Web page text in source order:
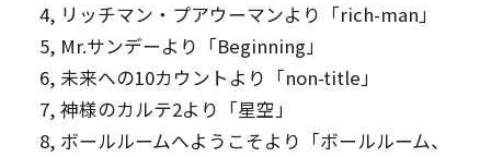
4, リッチマン・プアウーマンより「rich-man」
5, Mr.サンデーより「Beginning」
6, 未来への10カウントより「non-title」
7, 神様のカルテ2より「星空」
8, ボールルームへようこそより「ボールルーム、